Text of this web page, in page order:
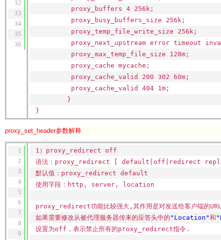
32
33
34
35
36
proxy_buffers 4
proxy_busy_buffers_size
proxy_temp_file_write_size
proxy_next_upstream error timeout
proxy_max_temp_file_size 128m;
proxy_cache
proxy_cache_valid 200
proxy_cache_valid 404 1m;
}
}
proxy_set_header参数解释
1
2
3
4
5
6
7
8
9
1）proxy_redirect off
语法：proxy_redirect [ default|off|redirect
默认值：proxy_redirect default
使用字段：http, server, location
proxy_redirect功能比较强大,其作用是对发送给客户端的
如果需要修改从被代理服务器传来的应答头中的 "Location"和
设置为off，表示禁止所有的proxy_redirect指令.